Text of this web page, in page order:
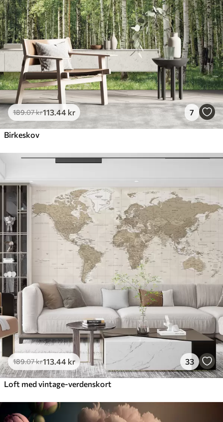
189.07kr113 .44 kr 7
Birkeskov
189.07kr113 .44 kr 33
Loft med vintage-verdenskort